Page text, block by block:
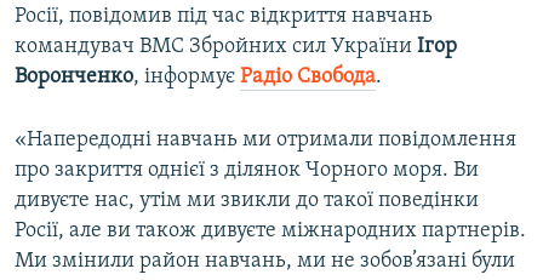
Росії, повідомив під час відкриття навчань
командувач ВМС Збройних сил України Ігор
Воронченко, інформує Радіо Свобода.
«Напередодні навчань ми отримали повідомлення
про закриття однієї з ділянок Чорного моря. Ви
дивуєте нас, утім ми звикли до такої поведінки
Росії, але ви також дивуєте міжнародних партнерів.
Ми змінили район навчань, ми не зобов’язані були